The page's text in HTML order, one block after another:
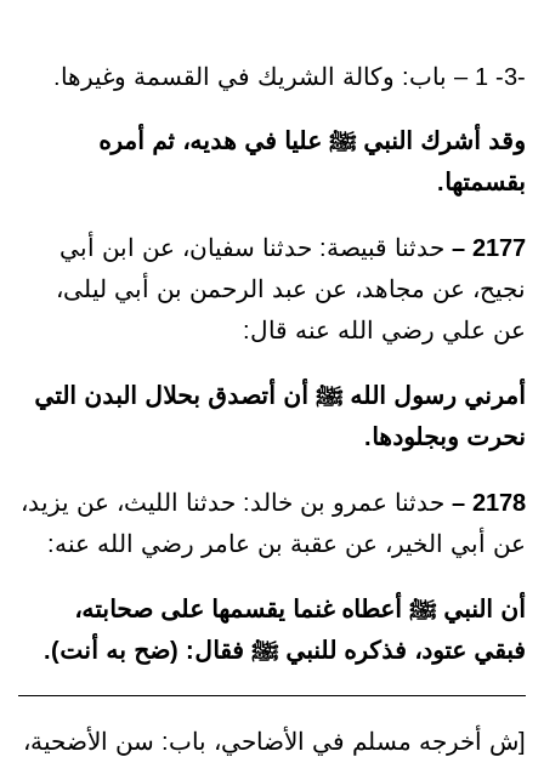
-3- 1 – باب: وكالة الشريك في القسمة وغيرها.
وقد أشرك النبي ﷺ عليا في هديه، ثم أمره
بقسمتها.
2177 –
حدثنا قبيصة: حدثنا سفيان، عن ابن أبي
نجيح، عن مجاهد، عن عبد الرحمن بن أبي ليلى،
عن علي رضي الله عنه قال:
أمرني رسول الله ﷺ أن أتصدق بحلال البدن التي
نحرت وبجلودها.
2178 –
حدثنا عمرو بن خالد: حدثنا الليث، عن يزيد،
عن أبي الخير، عن عقبة بن عامر رضي الله عنه:
أن النبي ﷺ أعطاه غنما يقسمها على صحابته،
فبقي عتود، فذكره للنبي ﷺ فقال: (ضح به أنت).
[ش أخرجه مسلم في الأضاحي، باب: سن الأضحية،